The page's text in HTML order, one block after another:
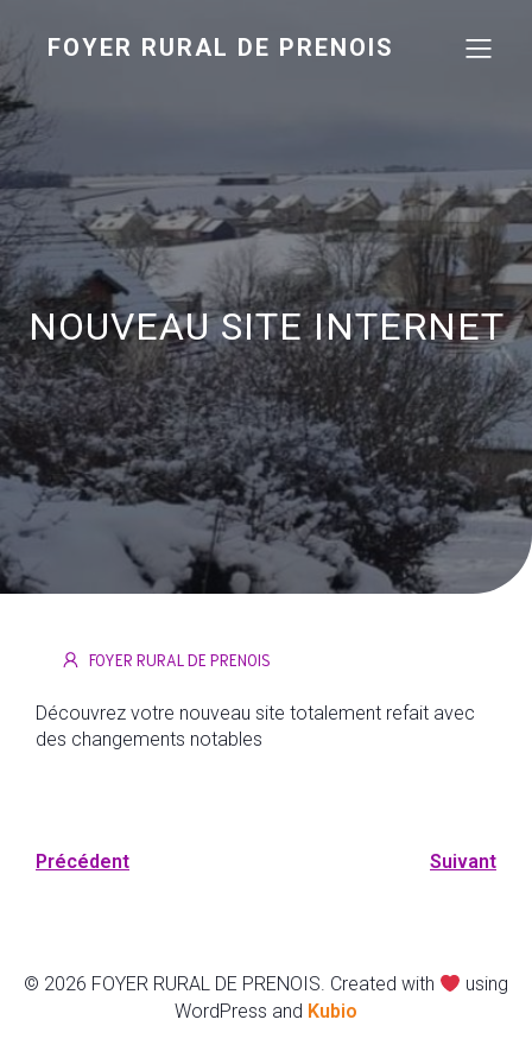
FOYER RURAL DE PRENOIS
NOUVEAU SITE INTERNET
FOYER RURAL DE PRENOIS
Découvrez votre nouveau site totalement refait avec
des changements notables
Précédent Suivant
© 2026 FOYER RURAL DE PRENOIS. Created with
using
WordPress and Kubio